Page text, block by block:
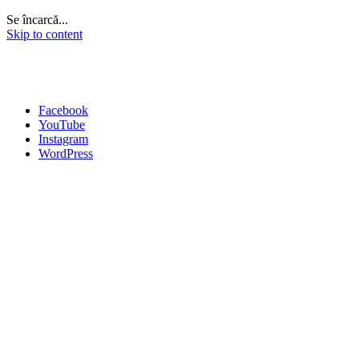
Se încarcă...
Skip to content
Facebook
YouTube
Instagram
WordPress